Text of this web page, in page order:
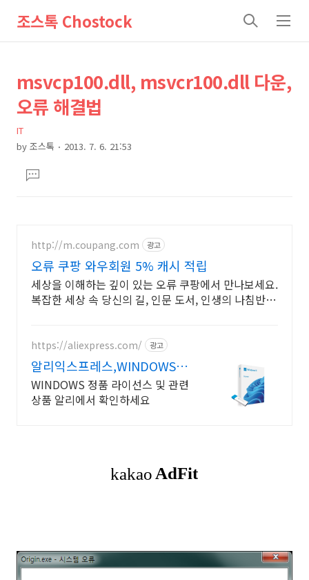
조스톡 Chostock
검
메
상
세
컨
텐
츠
본
문
제
목
msvcp100.dll, msvcr100.dll 다운,
오류 해결법
IT
by 조스톡 2013. 7. 6. 21:53
문댓
글
http://m.coupang.com 광고
오류 쿠팡 와우회원 5% 캐시 적립
세상을 이해하는 깊이 있는 오류 쿠팡에서 만나보세요.
복잡한 세상 속 당신의 길, 인문 도서, 인생의 나침반이
https://aliexpress.com/ 광고
알리익스프레스,WINDOWS
Windows 알리에서!
WINDOWS 정품 라이선스 및 관련
상품 알리에서 확인하세요